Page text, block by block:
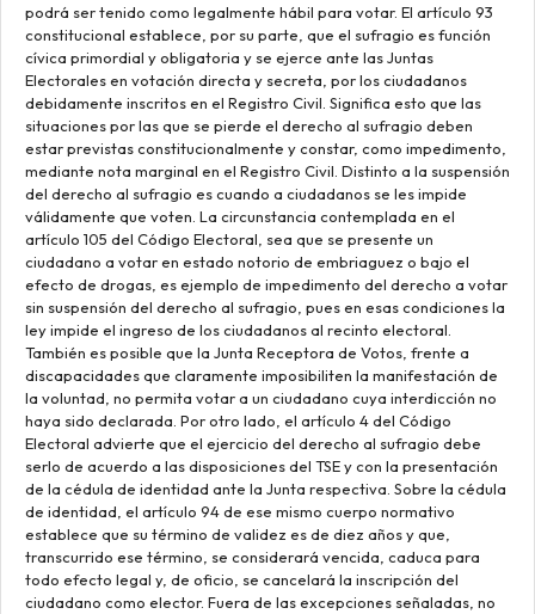
podrá ser tenido como legalmente hábil para votar. El artículo 93
constitucional establece, por su parte, que el sufragio es función
cívica primordial y obligatoria y se ejerce ante las Juntas
Electorales en votación directa y secreta, por los ciudadanos
debidamente inscritos en el Registro Civil. Significa esto que las
situaciones por las que se pierde el derecho al sufragio deben
estar previstas constitucionalmente y constar, como impedimento,
mediante nota marginal en el Registro Civil. Distinto a la suspensión
del derecho al sufragio es cuando a ciudadanos se les impide
válidamente que voten. La circunstancia contemplada en el
artículo 105 del Código Electoral, sea que se presente un
ciudadano a votar en estado notorio de embriaguez o bajo el
efecto de drogas, es ejemplo de impedimento del derecho a votar
sin suspensión del derecho al sufragio, pues en esas condiciones la
ley impide el ingreso de los ciudadanos al recinto electoral.
También es posible que la Junta Receptora de Votos, frente a
discapacidades que claramente imposibiliten la manifestación de
la voluntad, no permita votar a un ciudadano cuya interdicción no
haya sido declarada. Por otro lado, el artículo 4 del Código
Electoral advierte que el ejercicio del derecho al sufragio debe
serlo de acuerdo a las disposiciones del TSE y con la presentación
de la cédula de identidad ante la Junta respectiva. Sobre la cédula
de identidad, el artículo 94 de ese mismo cuerpo normativo
establece que su término de validez es de diez años y que,
transcurrido ese término, se considerará vencida, caduca para
todo efecto legal y, de oficio, se cancelará la inscripción del
ciudadano como elector. Fuera de las excepciones señaladas, no